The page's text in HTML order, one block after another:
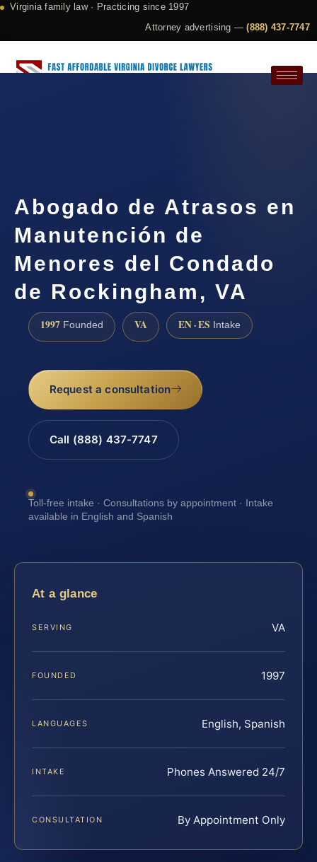
Virginia family law · Practicing since 1997
Attorney advertising —(888) 437-7747
Abogado de Atrasos en
Manutención de
Menores del Condado
de Rockingham, VA
1997 Founded VA EN · ES Intake
Request a consultation
Call (888) 437-7747
Toll-free intake · Consultations by appointment · Intake
available in English and Spanish
At a glance
SERVING VA
FOUNDED 1997
LANGUAGES English, Spanish
INTAKE Phones Answered 24/7
CONSULTATION By Appointment Only